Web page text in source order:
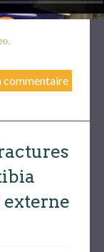
.
commentaire
externe